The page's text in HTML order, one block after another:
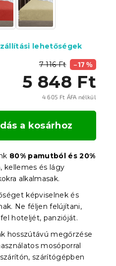
7 116 Ft –17 %
5 848 Ft
4 605 Ft ÁFA nélkül
lehetőségek
a kosárhoz
80% pamutból és 20%
kellemes és lágy
alkalmasak.
képviselnek és
Ne féljen felújítani,
hoteljét, panzióját.
hosszútávú megőrzése
mosóporral
szárítógépben